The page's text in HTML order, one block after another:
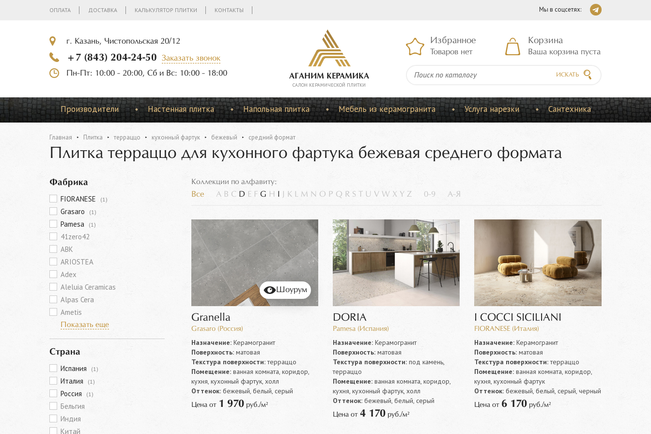
ОПЛАТА ДОСТАВКА КАЛЬКУЛЯТОР ПЛИТКИ КОНТАКТЫ Мы в соцсетях:
г. Казань, Чистопольская 20/12
+7 (843) 204-24-50
Заказать звонок
Пн-Пт: 10:00 - 20:00, Сб и Вс: 10:00 - 18:00
АГАНИМ КЕРАМИКА
CАЛОН КЕРАМИЧЕСКОЙ ПЛИТКИ
Избранное
Товаров нет
Корзина
Ваша корзина пуста
ИСКАТЬ
Производители Настенная плитка Напольная плитка Мебель из керамогранита Услуга нарезки Сантехника
Главная Плитка терраццо кухонный фартук бежевый средний формат
Плитка терраццо для кухонного фартука бежевая среднего формата
Фабрика
FIORANESE (1)
Grasaro (1)
Pamesa (1)
41zero42
ABK
ARIOSTEA
Adex
Aleluia Ceramicas
Alpas Cera
Ametis
Показать еще
Страна
Испания (1)
Италия (1)
Россия (1)
Бельгия
Индия
Китай
Коллекции по алфавиту:
Все A B C D E F G H I K L M N O P Q R S U V W X Y Z 0-9 А-Я
Шоурум
Granella
Grasaro (Россия)
Назначение:Керамогранит
Поверхность:матовая
Текстура поверхности:терраццо
Помещение:ванная комната, коридор,
кухня, кухонный фартук, холл
Оттенок:бежевый, белый, серый
Цена от 1 970руб./м²
DORIA
Pamesa (Испания)
Назначение:Керамогранит
Поверхность:матовая
Текстура поверхности:под камень,
терраццо
Помещение:ванная комната, коридор,
кухня, кухонный фартук, холл
Оттенок:бежевый, белый, серый
Цена от 4 170руб./м²
I COCCI SICILIANI
FIORANESE (Италия)
Назначение: Керамогранит
Поверхность: матовая
Текстура поверхности:терраццо
Помещение: ванная комната, коридор,
кухня, кухонный фартук
Оттенок: бежевый, белый, серый, черный
Цена от 6 170 руб./м²